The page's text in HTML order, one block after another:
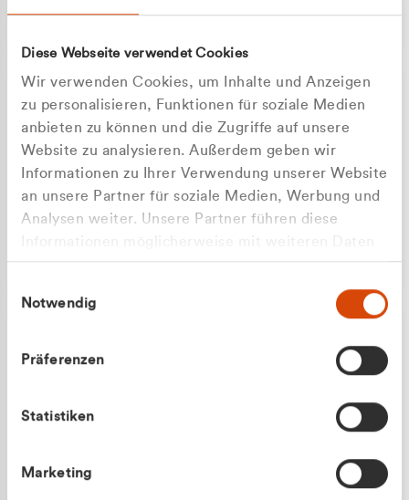
Diese Webseite verwendet Cookies
Wir verwenden Cookies, um Inhalte und Anzeigen
zu personalisieren, Funktionen für soziale Medien
anbieten zu können und die Zugriffe auf unsere
Website zu analysieren. Außerdem geben wir
Informationen zu Ihrer Verwendung unserer Website
an unsere Partner für soziale Medien, Werbung und
Analysen weiter. Unsere Partner führen diese
zusammen, die Sie ihnen bereitgestellt haben oder
gesammelt haben.
Notwendig
Präferenzen
Statistiken
Marketing
Apilash Balanesan